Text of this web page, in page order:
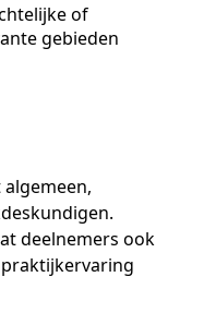
of
gebieden
deelnemers ook